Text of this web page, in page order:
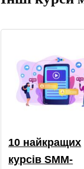
10 найкращих
курсів SMM-